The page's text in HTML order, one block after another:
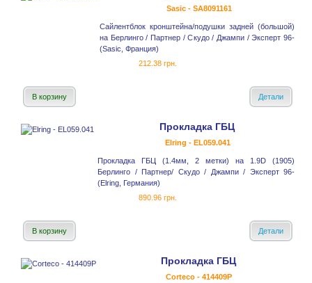
Sasic - SA8091161
Сайлентблок кронштейна/подушки задней (большой)
на Берлинго / Партнер / Скудо / Джампи / Эксперт 96-
(Sasic, Франция)
212.38 грн.
В корзину Детали
Прокладка ГБЦ
Elring - EL059.041
Прокладка ГБЦ (1.4мм, 2 метки) на 1.9D (1905)
Берлинго / Партнер/ Скудо / Джампи / Эксперт 96-
(Elring, Германия)
890.96 грн.
В корзину Детали
Прокладка ГБЦ
Corteco - 414409P